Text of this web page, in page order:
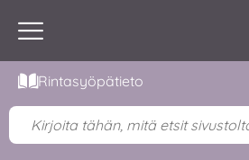
Rintasyöpätieto